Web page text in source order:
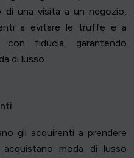
una visita a un negozio,
a evitare le truffe e a
fiducia, garantendo
di lusso.
gli acquirenti a prendere
moda di lusso